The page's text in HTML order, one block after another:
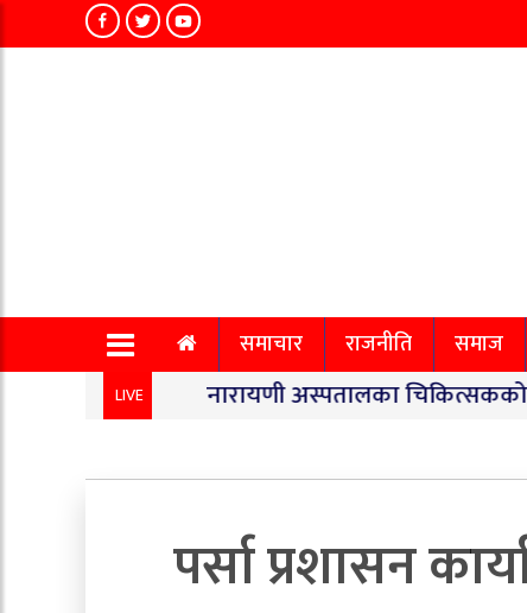
समाचार राजनीति समाज
LIVE
नारायणी अस्पतालका चिकित्सकको सामूहिक
पर्सा प्रशासन